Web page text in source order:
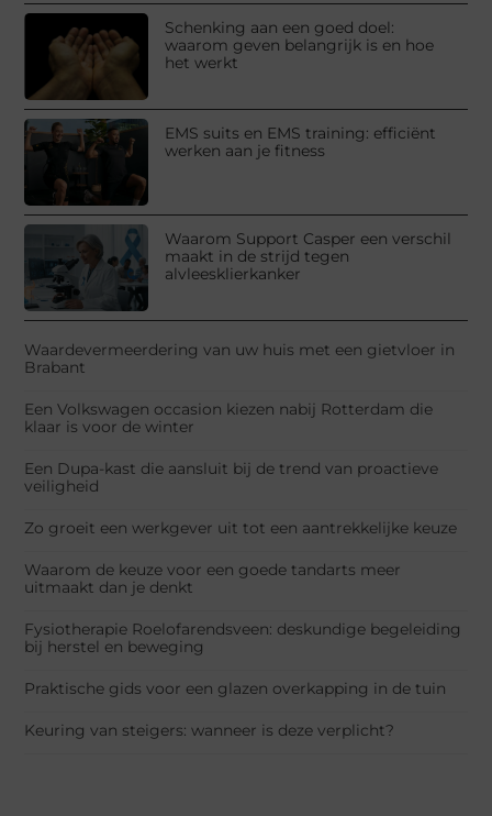
Schenking aan een goed doel:
waarom geven belangrijk is en hoe
het werkt
EMS suits en EMS training: efficiënt
werken aan je fitness
Waarom Support Casper een verschil
maakt in de strijd tegen
alvleesklierkanker
Waardevermeerdering van uw huis met een gietvloer in
Brabant
Een Volkswagen occasion kiezen nabij Rotterdam die
klaar is voor de winter
Een Dupa-kast die aansluit bij de trend van proactieve
veiligheid
Zo groeit een werkgever uit tot een aantrekkelijke keuze
Waarom de keuze voor een goede tandarts meer
uitmaakt dan je denkt
Fysiotherapie Roelofarendsveen: deskundige begeleiding
bij herstel en beweging
Praktische gids voor een glazen overkapping in de tuin
Keuring van steigers: wanneer is deze verplicht?